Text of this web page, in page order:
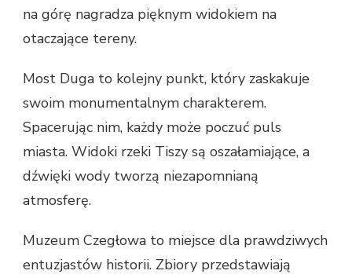
na górę nagradza pięknym widokiem na
otaczające tereny.
Most Duga to kolejny punkt, który zaskakuje
swoim monumentalnym charakterem.
Spacerując nim, każdy może poczuć puls
miasta. Widoki rzeki Tiszy są oszałamiające, a
dźwięki wody tworzą niezapomnianą
atmosferę.
Muzeum Czegłowa to miejsce dla prawdziwych
entuzjastów historii. Zbiory przedstawiają